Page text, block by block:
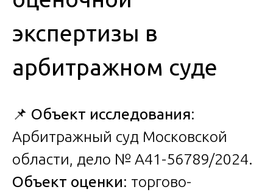
экспертизы в
арбитражном суде
📌 Объект исследования:
Арбитражный суд Московской
области, дело № А41-56789/2024.
Объект оценки: торгово-